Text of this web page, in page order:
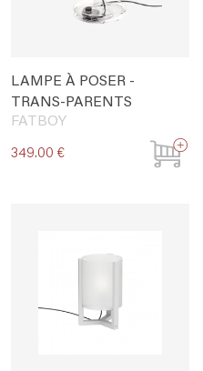
LAMPE À POSER -
TRANS-PARENTS
FATBOY
349.00 €